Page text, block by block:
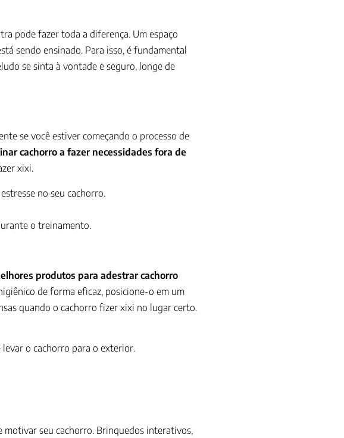
pode fazer toda a diferença. Um espaço
sendo ensinado. Para isso, é fundamental
se sinta à vontade e seguro, longe de
se você estiver começando o processo de
cachorro a fazer necessidades fora de
xixi.
no seu cachorro.
o treinamento.
produtos para adestrar cachorro
de forma eficaz, posicione-o em um
quando o cachorro fizer xixi no lugar certo.
o cachorro para o exterior.
seu cachorro. Brinquedos interativos,